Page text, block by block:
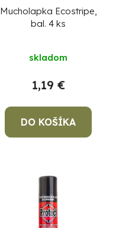
Mucholapka Ecostripe,
bal. 4 ks
skladom
1,19 €
DO KOŠÍKA